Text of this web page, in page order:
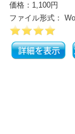
価格：1,100円
ファイル形式：